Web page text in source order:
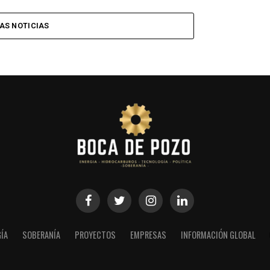
NOTICIAS
SOBERANÍA PROYECTOS EMPRESAS INFORMACIÓN GLOBAL